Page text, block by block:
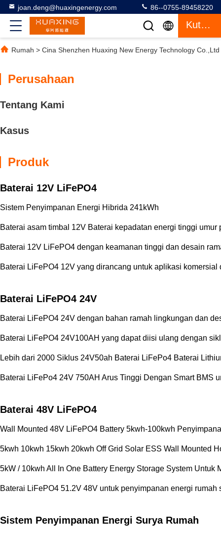
joan.deng@huaxingenergy.com 86--0755-89458220
Kutipan
Rumah > Cina Shenzhen Huaxing New Energy Technology
Perusahaan
Tentang Kami
Kasus
Produk
Baterai 12V LiFePO4
Sistem Penyimpanan Energi Hibrida 241kWh
Baterai asam timbal 12V Baterai kepadatan energi tinggi
Baterai 12V LiFePO4 dengan keamanan tinggi dan desain
Baterai LiFePO4 12V yang dirancang untuk aplikasi
Baterai LiFePO4 24V
Baterai LiFePO4 24V dengan bahan ramah lingkungan dan
Baterai LiFePO4 24V100AH ​​yang dapat diisi ulang dengan
Lebih dari 2000 Siklus 24V50ah Baterai LiFePo4 Baterai
Baterai LiFePo4 24V 750AH Arus Tinggi Dengan Smart BMS
Baterai 48V LiFePO4
Wall Mounted 48V LiFePO4 Battery 5kwh-100kwh
5kwh 10kwh 15kwh 20kwh Off Grid Solar ESS Wall Mounted
5kW / 10kwh All In One Battery Energy Storage System
Baterai LiFePO4 51.2V 48V untuk penyimpanan energi rumah
Sistem Penyimpanan Energi Surya Rumah